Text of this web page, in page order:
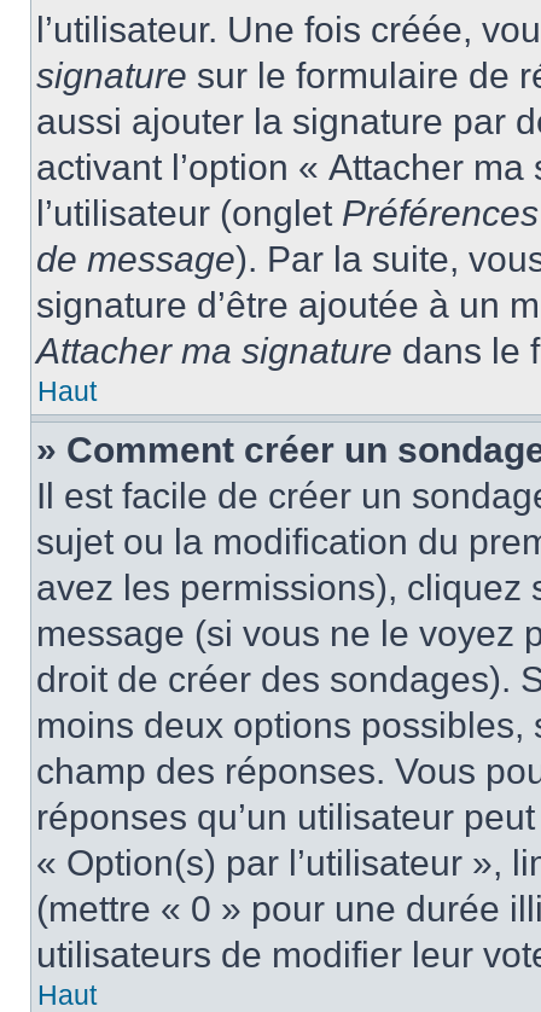
l’utilisateur. Une fois créée,
signature sur le formulaire de
aussi ajouter la signature par
activant l’option « Attacher
l’utilisateur (onglet
de message). Par la suite,
signature d’être ajoutée à un
Attacher ma signature dans le
Haut
» Comment créer un
Il est facile de créer un
sujet ou la modification du
avez les permissions), cliquez
message (si vous ne le voyez
droit de créer des sondages).
moins deux options
champ des réponses. Vous
réponses qu’un utilisateur
« Option(s) par l’utilisateur »,
(mettre « 0 » pour une durée
utilisateurs de modifier leur
Haut